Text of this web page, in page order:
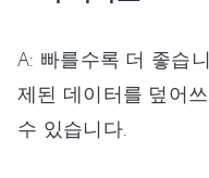
A: 빠를수록 더 좋습
제된 데이터를 덮어
수 있습니다.